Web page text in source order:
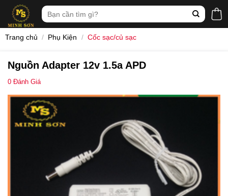
content
Tìm
kiếm:
Trang chủ / Phụ Kiện / Cốc sạc/củ sạc
Nguồn Adapter 12v 1.5a APD
0 Đánh Giá